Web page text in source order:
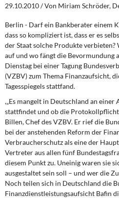
Leitlinien linker Wirtschafts-
Wirtschaftspolitik
Steuer- und Finanzpolitik
Öffentliche Infrastruktur und
DIE LINKE
Weitere Themen
Memo-Gruppe
Institut Solidarische
29.10.2010 / Von Miriam Schröder,
Berlin - Darf ein Bankberater einem
dass so kompliziert ist, dass er es
der Staat solche Produkte
auf und wo fängt die Bevormundung
Dienstag bei einer Tagung
(VZBV) zum Thema Finanzaufsicht,
Tagesspiegels stattfand.
,„Es mangelt in Deutschland an
stattfindet und ob die Protokollpflicht
Billen, Chef des VZBV. Er rief die
bei der anstehenden Reform der
Verbraucherschutz als eine der
Vertreter aus allen fünf
diesem Punkt zu. Uneinig waren sie
ausgestaltet sein soll – und wer die
Noch teilen sich in Deutschland die
Finanzdienstleistungsaufsicht Bafin